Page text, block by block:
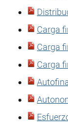
Carga
Carga
Carga